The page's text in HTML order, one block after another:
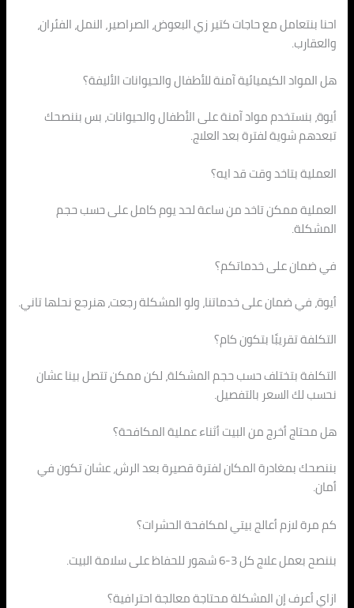
احنا بنتعامل مع حاجات كتير زي البعوض، الصراصير، النمل، الفئران،
والعقارب.
هل المواد الكيميائية آمنة للأطفال والحيوانات الأليفة؟
أيوة، بنستخدم مواد آمنة على الأطفال والحيوانات، بس بننصحك
تبعدهم شوية لفترة بعد العلاج.
العملية بتاخد وقت قد ايه؟
العملية ممكن تاخد من ساعة لحد يوم كامل على حسب حجم
المشكلة.
في ضمان على خدماتكم؟
أيوة، في ضمان على خدماتنا، ولو المشكلة رجعت، هنرجع نحلها تاني.
التكلفة تقريبًا بتكون كام؟
التكلفة بتختلف حسب حجم المشكلة، لكن ممكن تتصل بينا عشان
نحسب لك السعر بالتفصيل.
هل محتاج أخرج من البيت أثناء عملية المكافحة؟
بننصحك بمغادرة المكان لفترة قصيرة بعد الرش، عشان تكون في
أمان.
كم مرة لازم أعالج بيتي لمكافحة الحشرات؟
بننصح بعمل علاج كل 3-6 شهور للحفاظ على سلامة البيت.
ازاي أعرف إن المشكلة محتاجة معالجة احترافية؟